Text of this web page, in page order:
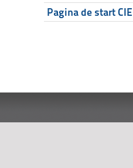
Pagina de start CIE